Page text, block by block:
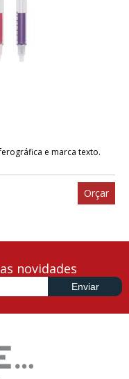
e marca texto.
Orçar
novidades